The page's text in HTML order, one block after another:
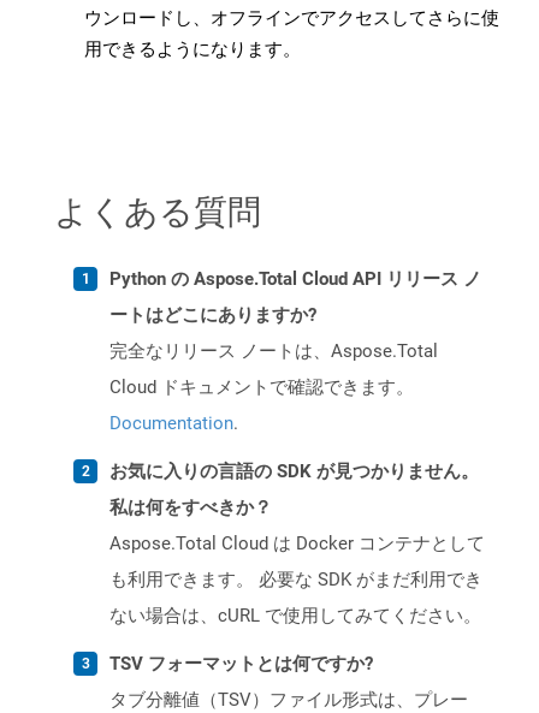
ウンロードし、オフラインでアクセスしてさらに使
用できるようになります。
よくある質問
Python の Aspose.Total Cloud API リリース ノ
ートはどこにありますか?
完全なリリース ノートは、Aspose.Total
Cloud ドキュメントで確認できます。
Documentation.
お気に入りの言語の SDK が見つかりません。
私は何をすべきか？
Aspose.Total Cloud は Docker コンテナとして
も利用できます。 必要な SDK がまだ利用でき
ない場合は、cURL で使用してみてください。
TSV フォーマットとは何ですか?
タブ分離値（TSV）ファイル形式は、プレー